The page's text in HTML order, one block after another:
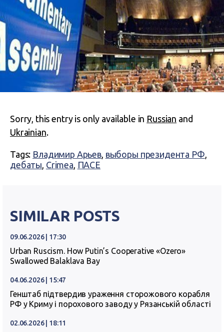
Sorry, this entry is only available in Russian and
Ukrainian.
Tags: Владимир Арьев, выборы президента РФ,
дебаты, Crimea, ПАСЕ
SIMILAR POSTS
09.06.2026 | 17:30
Urban Ruscism. How Putin’s Cooperative «Ozero»
Swallowed Balaklava Bay
04.06.2026 | 15:47
Генштаб підтвердив ураження сторожового корабля
РФ у Криму і порохового заводу у Рязанській області
02.06.2026 | 18:11